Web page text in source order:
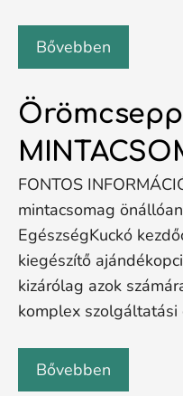
Bővebben
FONTOS
mintacsomag
EgészségKuckó
kiegészítő
kizárólag azok
komplex
Bővebben